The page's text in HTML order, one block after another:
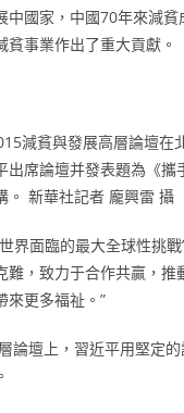
中國家，中國70年來減
事業作出了重大貢獻。
減貧與發展高層論壇在
出席論壇并發表題為《攜
。 新華社記者 龐興雷 攝
界面臨的最大全球性挑戰
難，致力于合作共贏，推
來更多福祉。”
論壇上，習近平用堅定